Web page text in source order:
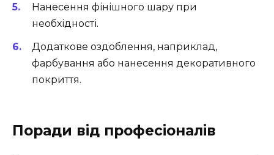
Нанесення фінішного шару при
необхідності.
Додаткове оздоблення, наприклад,
фарбування або нанесення декоративного
покриття.
Поради від професіоналів